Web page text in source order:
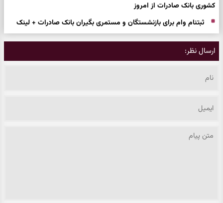
کشوری بانک صادرات از امروز
ثبتنام وام برای بازنشستگان و مستمری بگیران بانک صادرات + لینک
ارسال نظر: